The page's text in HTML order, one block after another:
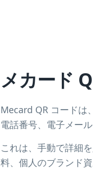
メカード
Mecard QR コードは
電話番号、電子メー
これは、手動で詳細
料、個人のブランド